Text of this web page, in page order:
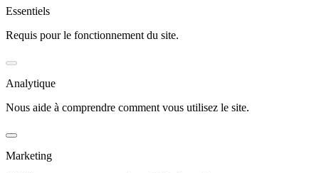
Essentiels
Requis pour le fonctionnement du site.
Analytique
Nous aide à comprendre comment vous utilisez le site.
Marketing